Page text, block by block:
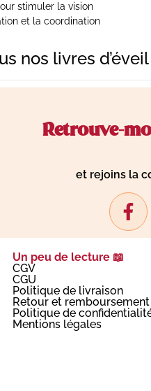
stimuler la vision
et la coordination
nos livres d’éveil
Retrouve-
et rejoins la
Un peu de lecture 📖
CGV
CGU
Politique de livraison
Retour et remboursement
Politique de
Mentions légales